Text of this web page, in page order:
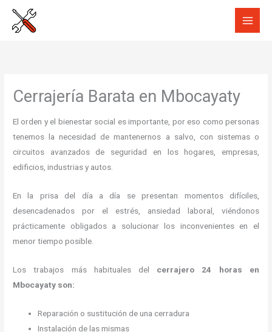
Cerrajería Barata en Mbocayaty
El orden y el bienestar social es importante, por eso como personas
tenemos la necesidad de mantenernos a salvo, con sistemas o
circuitos avanzados de seguridad en los hogares, empresas,
edificios, industrias y autos.
En la prisa del día a día se presentan momentos difíciles,
desencadenados por el estrés, ansiedad laboral, viéndonos
prácticamente obligados a solucionar los inconvenientes en el
menor tiempo posible.
Los trabajos más habituales del cerrajero 24 horas en
Mbocayaty son:
Reparación o sustitución de una cerradura
Instalación de las mismas